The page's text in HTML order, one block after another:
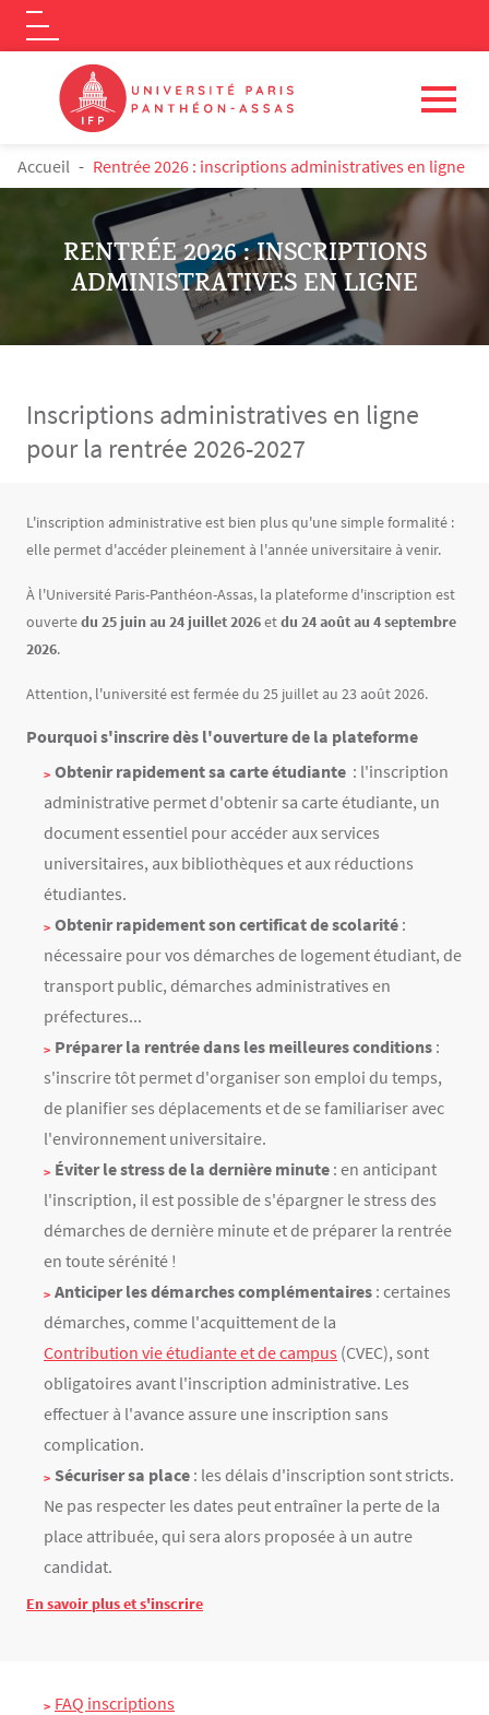
Aller au contenu principal
Logo
FIL D'ARIANE
Accueil Rentrée 2026 : inscriptions administratives en ligne
RENTRÉE 2026 : INSCRIPTIONS
ADMINISTRATIVES EN LIGNE
Inscriptions administratives en ligne
pour la rentrée 2026-2027
Texte
L'inscription administrative est bien plus qu'une simple formalité :
elle permet d'accéder pleinement à l'année universitaire à venir.
À l'Université Paris-Panthéon-Assas, la plateforme d'inscription est
ouvertedu 25 juin au 24 juillet 2026etdu 24 août au 4 septembre
2026.
Attention, l'université est fermée du 25 juillet au 23 août 2026.
Pourquoi s'inscrire dès l'ouverture de la plateforme
Obtenir rapidement sa carte étudiante : l'inscription
administrative permet d'obtenir sa carte étudiante, un
document essentiel pour accéder aux services
universitaires, aux bibliothèques et aux réductions
étudiantes.
Obtenir rapidement son certificat de scolarité :
nécessaire pour vos démarches de logement étudiant, de
transport public, démarches administratives en
préfectures...
Préparer la rentrée dans les meilleures conditions :
s'inscrire tôt permet d'organiser son emploi du temps,
de planifier ses déplacements et de se familiariser avec
l'environnement universitaire.
Éviter le stress de la dernière minute : en anticipant
l'inscription, il est possible de s'épargner le stress des
démarches de dernière minute et de préparer la rentrée
en toute sérénité !
Anticiper les démarches complémentaires : certaines
démarches, comme l'acquittement de la
Contribution vie étudiante et de campus (CVEC), sont
obligatoires avant l'inscription administrative. Les
effectuer à l'avance assure une inscription sans
complication.
Sécuriser sa place : les délais d'inscription sont stricts.
Ne pas respecter les dates peut entraîner la perte de la
place attribuée, qui sera alors proposée à un autre
candidat.
En savoir plus et s'inscrire
TexteFAQ inscriptions